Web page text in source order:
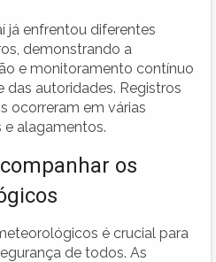
já enfrentou diferentes
demonstrando a
e monitoramento contínuo
autoridades. Registros
ocorreram em várias
e alagamentos.
os
é crucial para
de todos. As